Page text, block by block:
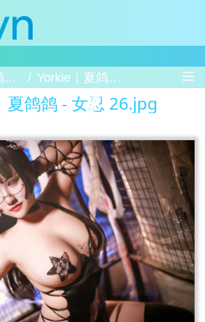
Yorkie｜夏鸽鸽 - 女忍 26
夏鸽鸽 - 女忍 26.jpg